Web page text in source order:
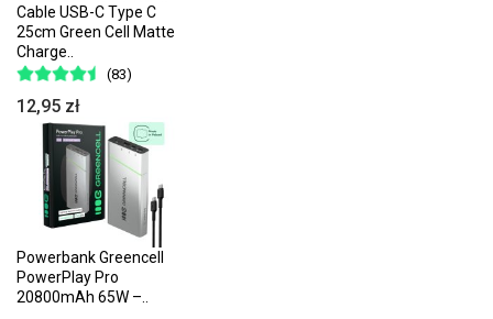
Cable USB-C Type C
25cm Green Cell Matte
Charge..
(83)
12,95 zł
Powerbank Greencell
PowerPlay Pro
20800mAh 65W –..